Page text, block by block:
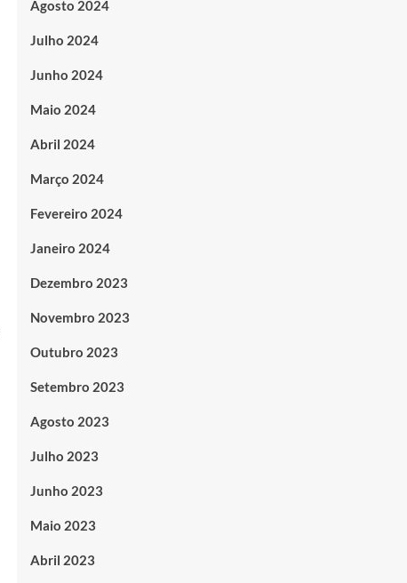
Agosto 2024
Julho 2024
Junho 2024
Maio 2024
Abril 2024
Março 2024
Fevereiro 2024
Janeiro 2024
Dezembro 2023
Novembro 2023
Outubro 2023
Setembro 2023
Agosto 2023
Julho 2023
Junho 2023
Maio 2023
Abril 2023